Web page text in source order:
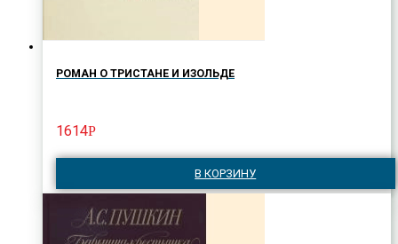
РОМАН О ТРИСТАНЕ И ИЗОЛЬДЕ
1614Р
В КОРЗИНУ